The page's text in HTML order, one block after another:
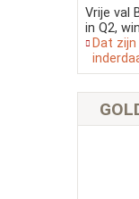
Vrije val
in Q2,
Dat